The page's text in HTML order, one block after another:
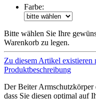
Farbe:
Bitte wählen Sie Ihre
Warenkorb zu legen.
Zu diesem Artikel existieren
Produktbeschreibung
Der Beiter
dass Sie diesen optimal auf